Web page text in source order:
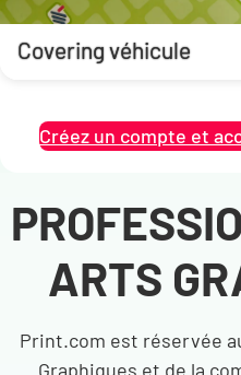
Covering véhicule
Créez un compte et
ARTS
Print.com est réservée
Graphiques et de la